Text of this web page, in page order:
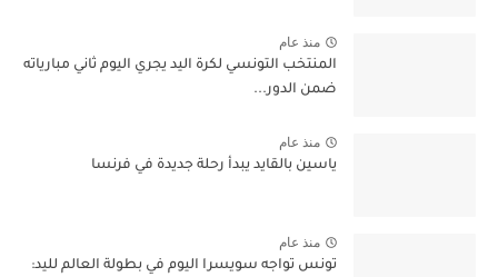
منذ عام
المنتخب التونسي لكرة اليد يجري اليوم ثاني مبارياته
ضمن الدور...
منذ عام
ياسين بالقايد يبدأ رحلة جديدة في فرنسا
منذ عام
تونس تواجه سويسرا اليوم في بطولة العالم لليد: